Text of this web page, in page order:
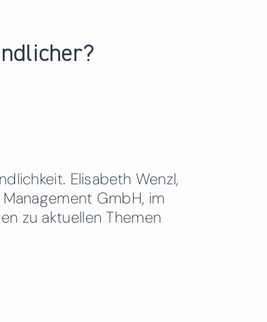
Elisabeth Wenzl,
GmbH, im
zu aktuellen Themen